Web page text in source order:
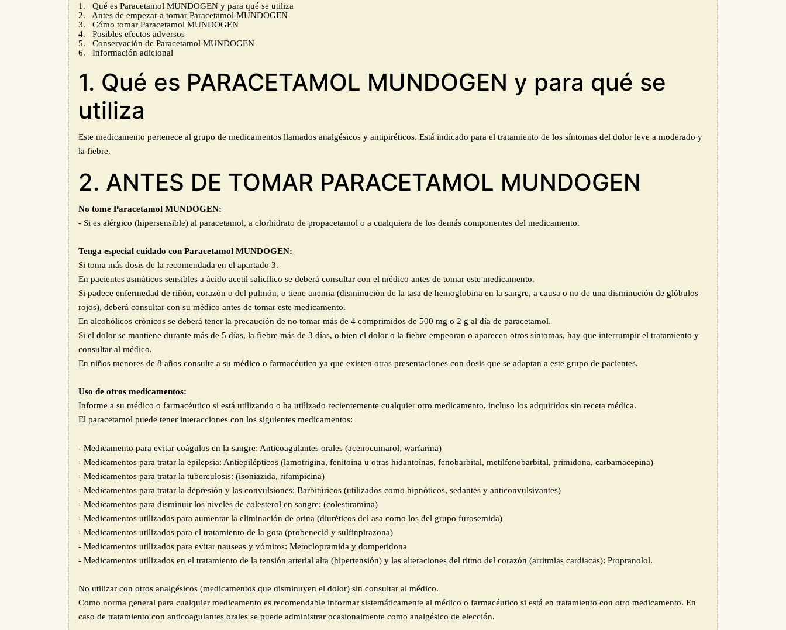
1. Qué es Paracetamol MUNDOGEN y para qué se utiliza
2. Antes de empezar a tomar Paracetamol MUNDOGEN
3. Cómo tomar Paracetamol MUNDOGEN
4. Posibles efectos adversos
5. Conservación de Paracetamol MUNDOGEN
6. Información adicional
1. Qué es PARACETAMOL MUNDOGEN y para qué se
utiliza
Este medicamento pertenece al grupo de medicamentos llamados analgésicos y antipiréticos. Está indicado para el tratamiento de los síntomas del dolor leve a moderado y
la fiebre.
2. ANTES DE TOMAR PARACETAMOL MUNDOGEN
No tome Paracetamol MUNDOGEN:
- Si es alérgico (hipersensible) al paracetamol, a clorhidrato de propacetamol o a cualquiera de los demás componentes del medicamento.
Tenga especial cuidado con Paracetamol MUNDOGEN:
Si toma más dosis de la recomendada en el apartado 3.
En pacientes asmáticos sensibles a ácido acetil salicílico se deberá consultar con el médico antes de tomar este medicamento.
Si padece enfermedad de riñón, corazón o del pulmón, o tiene anemia (disminución de la tasa de hemoglobina en la sangre, a causa o no de una disminución de glóbulos
rojos), deberá consultar con su médico antes de tomar este medicamento.
En alcohólicos crónicos se deberá tener la precaución de no tomar más de 4 comprimidos de 500 mg o 2 g al día de paracetamol.
Si el dolor se mantiene durante más de 5 días, la fiebre más de 3 días, o bien el dolor o la fiebre empeoran o aparecen otros síntomas, hay que interrumpir el tratamiento y
consultar al médico.
En niños menores de 8 años consulte a su médico o farmacéutico ya que existen otras presentaciones con dosis que se adaptan a este grupo de pacientes.
Uso de otros medicamentos:
Informe a su médico o farmacéutico si está utilizando o ha utilizado recientemente cualquier otro medicamento, incluso los adquiridos sin receta médica.
El paracetamol puede tener interacciones con los siguientes medicamentos:
- Medicamento para evitar coágulos en la sangre: Anticoagulantes orales (acenocumarol, warfarina)
- Medicamentos para tratar la epilepsia: Antiepilépticos (lamotrigina, fenitoina u otras hidantoínas, fenobarbital, metilfenobarbital, primidona, carbamacepina)
- Medicamentos para tratar la tuberculosis: (isoniazida, rifampicina)
- Medicamentos para tratar la depresión y las convulsiones: Barbitúricos (utilizados como hipnóticos, sedantes y anticonvulsivantes)
- Medicamentos para disminuir los niveles de colesterol en sangre: (colestiramina)
- Medicamentos utilizados para aumentar la eliminación de orina (diuréticos del asa como los del grupo furosemida)
- Medicamentos utilizados para el tratamiento de la gota (probenecid y sulfinpirazona)
- Medicamentos utilizados para evitar nauseas y vómitos: Metoclopramida y domperidona
- Medicamentos utilizados en el tratamiento de la tensión arterial alta (hipertensión) y las alteraciones del ritmo del corazón (arritmias cardiacas): Propranolol.
No utilizar con otros analgésicos (medicamentos que disminuyen el dolor) sin consultar al médico.
Como norma general para cualquier medicamento es recomendable informar sistemáticamente al médico o farmacéutico si está en tratamiento con otro medicamento. En
caso de tratamiento con anticoagulantes orales se puede administrar ocasionalmente como analgésico de elección.